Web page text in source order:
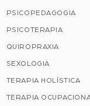
PSICOPEDAGOGIA
PSICOTERAPIA
QUIROPRAXIA
SEXOLOGIA
TERAPIA HOLÍSTICA
TERAPIA